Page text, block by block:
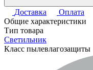
Доставка
Оплата
Общие характеристики
Тип товара
Светильник
Класс пылевлагозащиты